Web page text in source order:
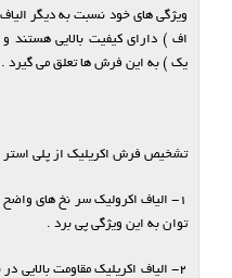
ویژگی های خود نسبت به دیگر
اف ) دارای کیفیت بالایی
یک ) به این فرش ها تعلق می گیرد .
تشخیص فرش اکریلیک از پلی استر
1- الیاف اکرولیک سر نخ های واضح
توان به این ویژگی پی برد .
2- الیاف اکریلیک مقاومت بالایی